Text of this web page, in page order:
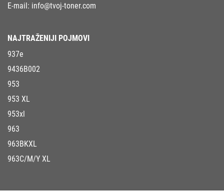
E-mail: info@tvoj-toner.com
NAJTRAŽENIJI POJMOVI
937e
9436B002
953
953 XL
953xl
963
963BKXL
963C/M/Y XL